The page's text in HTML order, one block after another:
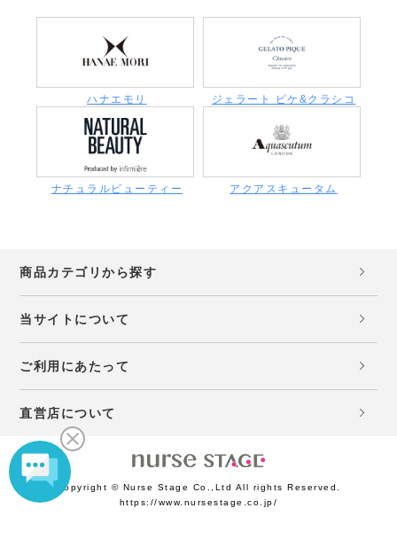
ハナエモリ ジェラート ピケ&クラシコ
ナチュラルビューティー アクアスキュータム
商品カテゴリから探す
当サイトについて
ご利用にあたって
直営店について
Copyright © Nurse Stage Co.,Ltd All rights Reserved.
https://www.nursestage.co.jp/